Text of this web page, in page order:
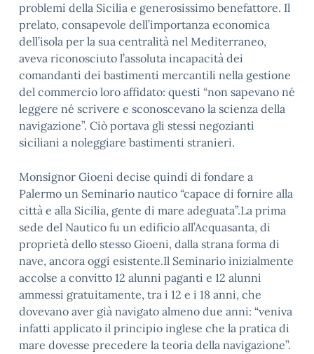
problemi della Sicilia e generosissimo benefattore. Il
prelato, consapevole dell’importanza economica
dell’isola per la sua centralità nel Mediterraneo,
aveva riconosciuto l’assoluta incapacità dei
comandanti dei bastimenti mercantili nella gestione
del commercio loro affidato: questi “non sapevano né
leggere né scrivere e sconoscevano la scienza della
navigazione”. Ciò portava gli stessi negozianti
siciliani a noleggiare bastimenti stranieri.
Monsignor Gioeni decise quindi di fondare a
Palermo un Seminario nautico “capace di fornire alla
città e alla Sicilia, gente di mare adeguata”.La prima
sede del Nautico fu un edificio all’Acquasanta, di
proprietà dello stesso Gioeni, dalla strana forma di
nave, ancora oggi esistente.Il Seminario inizialmente
accolse a convitto 12 alunni paganti e 12 alunni
ammessi gratuitamente, tra i 12 e i 18 anni, che
dovevano aver già navigato almeno due anni: “veniva
infatti applicato il principio inglese che la pratica di
mare dovesse precedere la teoria della navigazione”.